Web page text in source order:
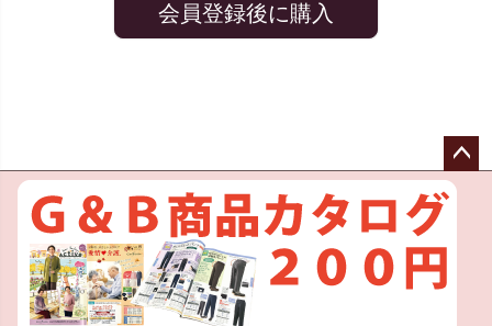
会員登録後に購入
ペー
へ